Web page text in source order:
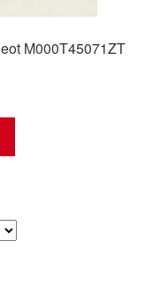
M000T45071ZT